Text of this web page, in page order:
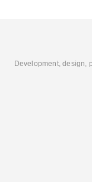
Development, design,